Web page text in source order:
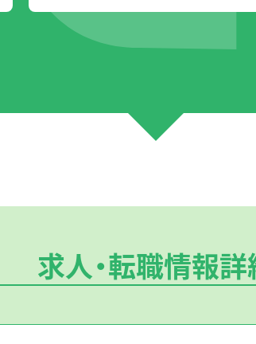
求人・転職情報詳